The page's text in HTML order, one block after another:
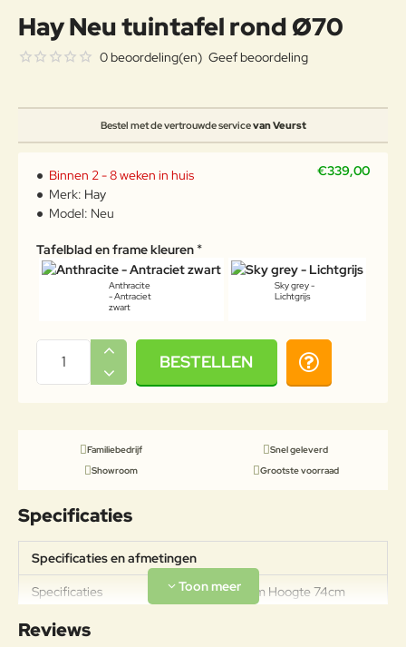
Hay Neu tuintafel rond Ø70
Bestel met de vertrouwde servicevan Veurst
0 beoordeling(en) Geef beoordeling
€339,00
Binnen 2 - 8 weken in huis
Merk: Hay
Model: Neu
Tafelblad en frame kleuren
Anthracite
- Antraciet
zwart
Sky grey -
Lichtgrijs
BESTELLEN
Familiebedrijf
Snel geleverd
Showroom
Grootste voorraad
Specificaties
Specificaties en afmetingen
Specificaties Diameter 70cm Hoogte 74cm
Materiaal
Reviews